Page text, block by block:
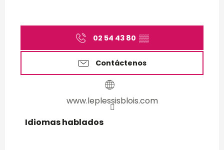
02 54 43 80 ▒▒
Contáctenos
www.leplessisblois.com
Idiomas hablados
Idiomas hablados